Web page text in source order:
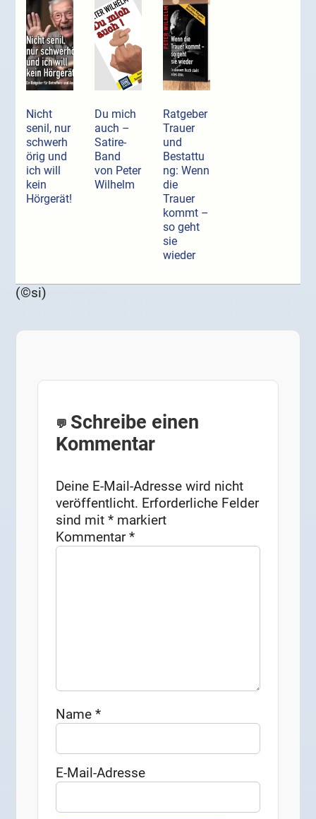
Nicht
senil, nur
schwerh
örig und
ich will
kein
Hörgerät!
Du mich
auch –
Satire-
Band
von Peter
Wilhelm
Ratgeber
Trauer
und
Bestattu
ng: Wenn
die
Trauer
kommt –
so geht
sie
wieder
(©si)
Schreibe einen
Kommentar
Deine E-Mail-Adresse wird nicht
veröffentlicht. Erforderliche Felder
sind mit* markiert
Kommentar*
Name*
E-Mail-Adresse